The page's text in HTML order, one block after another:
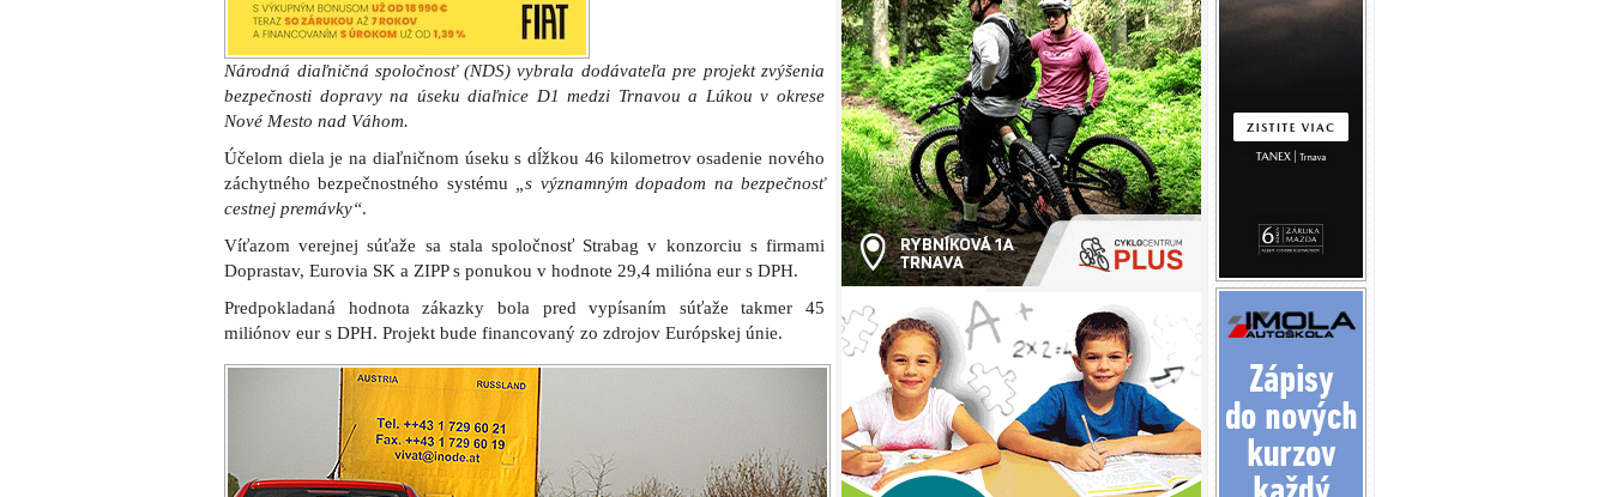
Národná diaľničná spoločnosť (NDS) vybrala dodávateľa pre projekt zvýšenia
bezpečnosti dopravy na úseku diaľnice D1 medzi Trnavou a Lúkou v okrese
Nové Mesto nad Váhom.
Účelom diela je na diaľničnom úseku s dĺžkou 46 kilometrov osadenie nového
záchytného bezpečnostného systému
„s významným dopadom na bezpečnosť
cestnej premávky“.
Víťazom verejnej súťaže sa stala spoločnosť Strabag v konzorciu s firmami
Doprastav, Eurovia SK a ZIPP s ponukou v hodnote 29,4 milióna eur s DPH.
Predpokladaná hodnota zákazky bola pred vypísaním súťaže takmer 45
miliónov eur s DPH. Projekt bude financovaný zo zdrojov Európskej únie.